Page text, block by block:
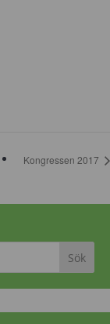
Kongressen 2017